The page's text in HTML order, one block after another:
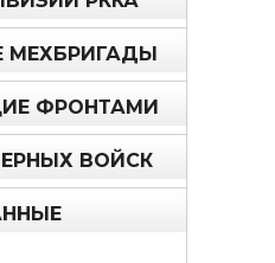
МЕХБРИГАДЫ
ФРОНТАМИ
ВОЙСК